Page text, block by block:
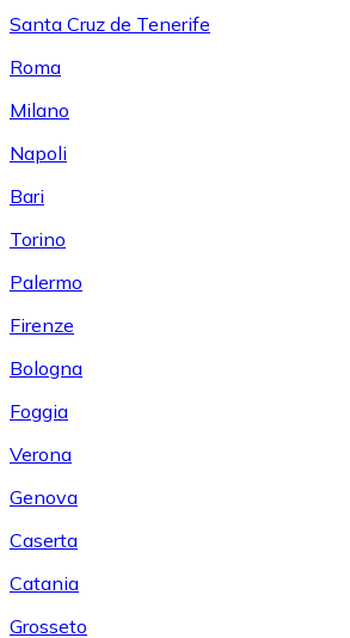
Santa Cruz de Tenerife
Roma
Milano
Napoli
Bari
Torino
Palermo
Firenze
Bologna
Foggia
Verona
Genova
Caserta
Catania
Grosseto